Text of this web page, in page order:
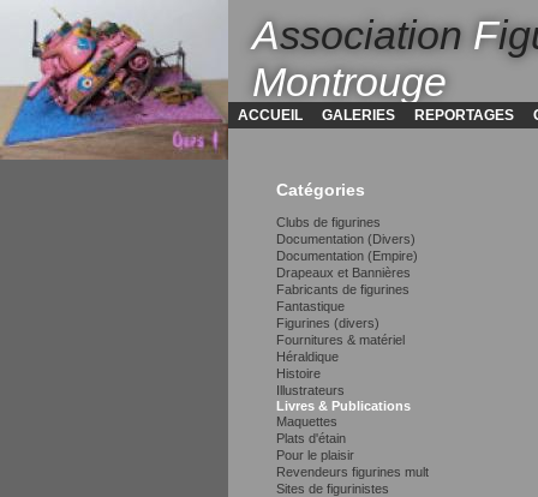
Association F
Montrouge
ACCUEIL GALERIES REPORTAGES
Catégories
Clubs de figurines
Documentation (Divers)
Documentation (Empire)
Drapeaux et Bannières
Fabricants de figurines
Fantastique
Figurines (divers)
Fournitures & matériel
Héraldique
Histoire
Illustrateurs
Livres & Publications
Maquettes
Plats d'étain
Pour le plaisir
Revendeurs figurines mult
Sites de figurinistes